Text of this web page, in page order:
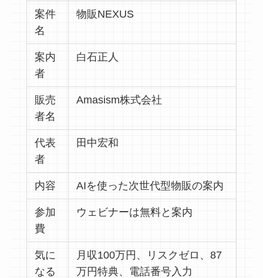
案件
名
物販NEXUS
案内
者
白石正人
販売
者名
Amasism株式会社
代表
者
田中宏和
内容 AIを使った次世代型物販の案内
参加
費
ウェビナーは無料と案内
気に
なる
月収100万円、リスクゼロ、87
万円特典、電話番号入力